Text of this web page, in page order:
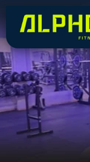
Unidade
PITUBA